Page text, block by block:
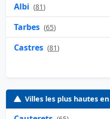
Albi (81)
Tarbes (65)
Castres (81)
Villes les plus hautes